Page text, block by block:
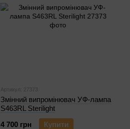
Артикул: 27373
Змінний випромінювач УФ-лампа
S463RL Sterilight
4 700 грн
Купити